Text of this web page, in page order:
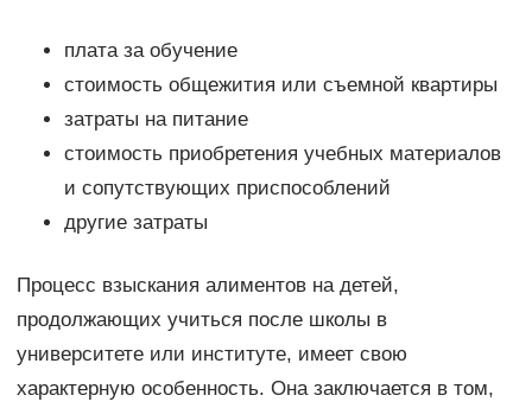
плата за обучение
стоимость общежития или съемной квартиры
затраты на питание
стоимость приобретения учебных материалов
и сопутствующих приспособлений
другие затраты
Процесс взыскания алиментов на детей,
продолжающих учиться после школы в
университете или институте, имеет свою
характерную особенность. Она заключается в том,